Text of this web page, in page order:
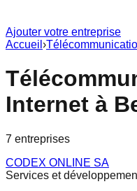
Ajouter votre entreprise
Accueil ›
Internet à
7 entreprises
CODEX ONLINE SA
Services et